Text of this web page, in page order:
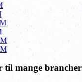
til mange brancher